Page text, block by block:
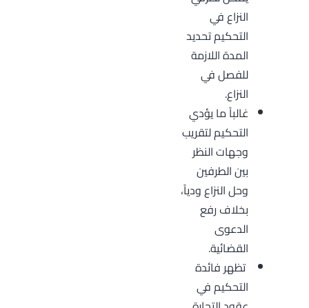
النزاع في
التحكيم تحديد
المدة اللازمة
للفصل في
النزاع.
غالباً ما يؤدي
التحكيم لتقريب
وجهات النظر
بين الطرفين
وحل النزاع ودياً،
بخلاف رفع
الدعوى
القضائية.
تظهر فائدة
التحكيم في